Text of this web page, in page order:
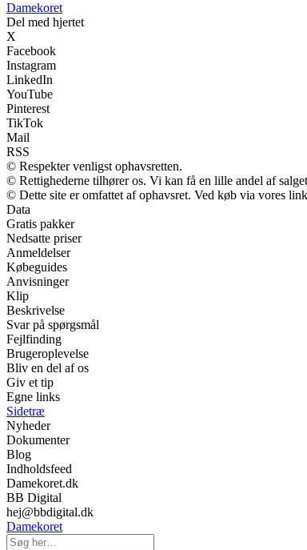
Damekoret
Del med hjertet
X
Facebook
Instagram
LinkedIn
YouTube
Pinterest
TikTok
Mail
RSS
© Respekter venligst ophavsretten.
© Rettighederne tilhører os. Vi kan få en lille andel af
© Dette site er omfattet af ophavsret. Ved køb via vores
Data
Gratis pakker
Nedsatte priser
Anmeldelser
Købeguides
Anvisninger
Klip
Beskrivelse
Svar på spørgsmål
Fejlfinding
Brugeroplevelse
Bliv en del af os
Giv et tip
Egne links
Sidetræ
Nyheder
Dokumenter
Blog
Indholdsfeed
Damekoret.dk
BB Digital
hej@bbdigital.dk
Damekoret